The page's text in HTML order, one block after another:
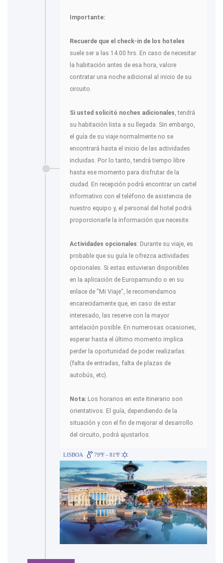
Importante:
Recuerde que el check-in de los hoteles
suele ser a las 14.00 hrs. En caso de necesitar
la habitación antes de esa hora, valore
contratar una noche adicional al inicio de su
circuito.
Si usted solicitó noches adicionales, tendrá
su habitación lista a su llegada. Sin embargo,
el guía de su viaje normalmente no se
encontrará hasta el inicio de las actividades
incluidas. Por lo tanto, tendrá tiempo libre
hasta ese momento para disfrutar de la
ciudad. En recepción podrá encontrar un cartel
informativo con el teléfono de asistencia de
nuestro equipo y, el personal del hotel podrá
proporcionarle la información que necesite.
Actividades opcionales: Durante su viaje, es
probable que su guía le ofrezca actividades
opcionales. Si estas estuvieran disponibles
en la aplicación de Europamundo o en su
enlace de "Mi Viaje", le recomendamos
encarecidamente que, en caso de estar
interesado, las reserve con la mayor
antelación posible. En numerosas ocasiones,
esperar hasta el último momento implica
perder la oportunidad de poder realizarlas
(falta de entradas, falta de plazas de
autobús, etc).
Nota: Los horarios en este itinerario son
orientativos. El guía, dependiendo de la
situación y con el fin de mejorar el desarrollo
del circuito, podrá ajustarlos.
LISBOA 79ºF - 81ºF